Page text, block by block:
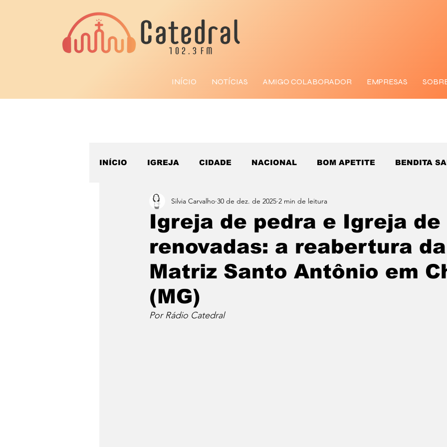
INÍCIO NOTÍCIAS AMIGO COLABORADOR EMPRESAS
INÍCIO IGREJA CIDADE NACIONAL BOM APETITE BENDITA
ESPORTE
Igreja de pedra e Igreja de
renovadas: a reabertura da
Matriz Santo Antônio em
(MG)
Silvia Carvalho 30 de dez. de 2025 2 min de leitura
Por Rádio Catedral